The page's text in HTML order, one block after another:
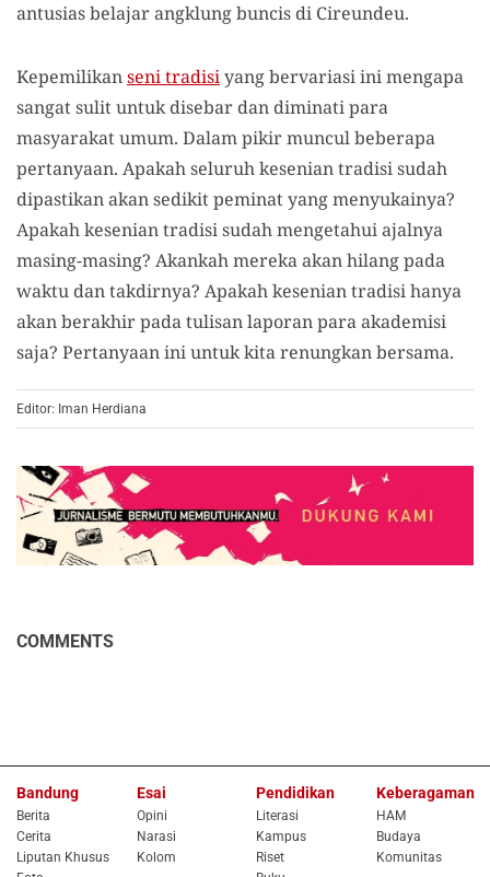
antusias belajar angklung buncis di Cireundeu.
Kepemilikanseni tradisiyang bervariasi ini mengapa
sangat sulit untuk disebar dan diminati para
masyarakat umum. Dalam pikir muncul beberapa
pertanyaan. Apakah seluruh kesenian tradisi sudah
dipastikan akan sedikit peminat yang menyukainya?
Apakah kesenian tradisi sudah mengetahui ajalnya
masing-masing? Akankah mereka akan hilang pada
waktu dan takdirnya? Apakah kesenian tradisi hanya
akan berakhir pada tulisan laporan para akademisi
saja? Pertanyaan ini untuk kita renungkan bersama.
Editor: Iman Herdiana
COMMENTS
Bandung
Berita
Cerita
Liputan Khusus
Esai
Opini
Narasi
Kolom
Pendidikan
Literasi
Kampus
Riset
Keberagaman
HAM
Budaya
Komunitas